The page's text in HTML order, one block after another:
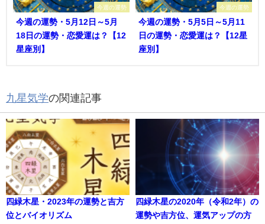
今週の運勢
今週の運勢・5月12日～5月
18日の運勢・恋愛運は？【12
星座別】
今週の運勢
今週の運勢・5月5日～5月11
日の運勢・恋愛運は？【12星
座別】
九星気学の関連記事
四緑木星・2023年の運勢と吉方
位とバイオリズム
四緑木星の2020年（令和2年）の
運勢や吉方位、運気アップの方